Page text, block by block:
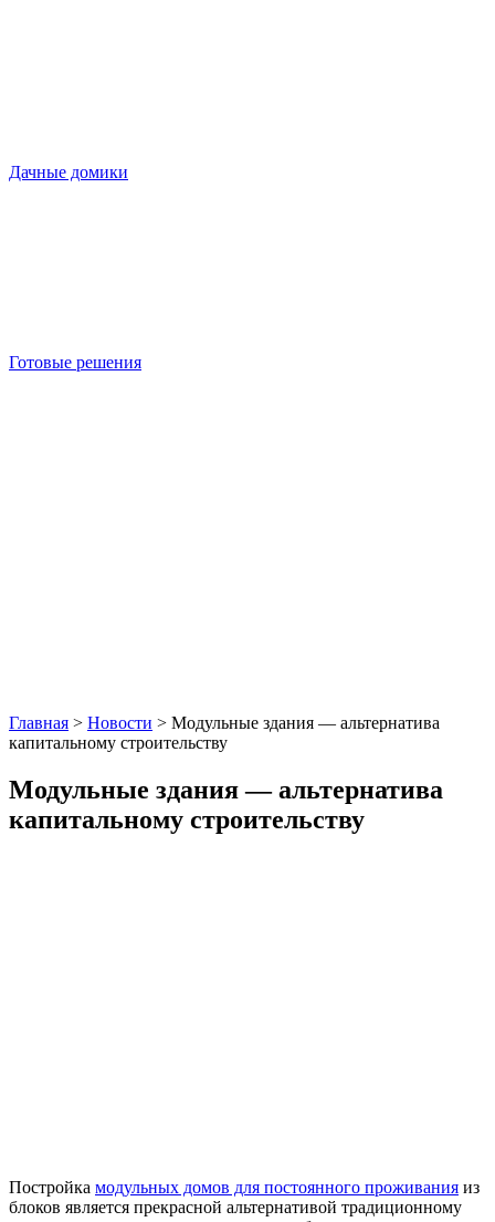
Дачные домики
Готовые решения
Главная > Новости > Модульные здания — альтернатива
капитальному строительству
Модульные здания — альтернатива
капитальному строительству
Постройка модульных домов для постоянного проживания из
блоков является прекрасной альтернативой традиционному